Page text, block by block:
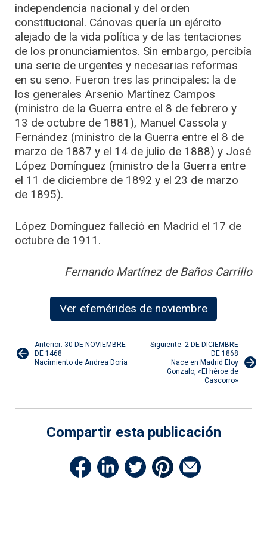
independencia nacional y del orden
constitucional. Cánovas quería un ejército
alejado de la vida política y de las tentaciones
de los pronunciamientos. Sin embargo, percibía
una serie de urgentes y necesarias reformas
en su seno. Fueron tres las principales: la de
los generales Arsenio Martínez Campos
(ministro de la Guerra entre el 8 de febrero y
13 de octubre de 1881), Manuel Cassola y
Fernández (ministro de la Guerra entre el 8 de
marzo de 1887 y el 14 de julio de 1888) y José
López Domínguez (ministro de la Guerra entre
el 11 de diciembre de 1892 y el 23 de marzo
de 1895).
López Domínguez falleció en Madrid el 17 de
octubre de 1911.
Fernando Martínez de Baños Carrillo
Ver efemérides de noviembre
Navegación
Anterior: 30 DE NOVIEMBRE
DE 1468
Nacimiento de Andrea Doria
Siguiente: 2 DE DICIEMBRE
DE 1868
Nace en Madrid Eloy
Gonzalo, «El héroe de
Cascorro»
Compartir esta publicación